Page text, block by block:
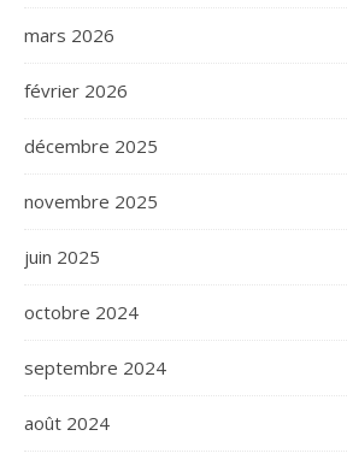
mars 2026
février 2026
décembre 2025
novembre 2025
juin 2025
octobre 2024
septembre 2024
août 2024